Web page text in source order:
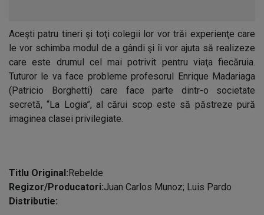
Aceşti patru tineri şi toţi colegii lor vor trăi experienţe care
le vor schimba modul de a gândi şi îi vor ajuta să realizeze
care este drumul cel mai potrivit pentru viaţa fiecăruia.
Tuturor le va face probleme profesorul Enrique Madariaga
(Patricio Borghetti) care face parte dintr-o societate
secretă, “La Logia”, al cărui scop este să păstreze pură
imaginea clasei privilegiate.
Titlu Original:Rebelde
Regizor/Producatori:Juan Carlos Munoz; Luis Pardo
Distributie: